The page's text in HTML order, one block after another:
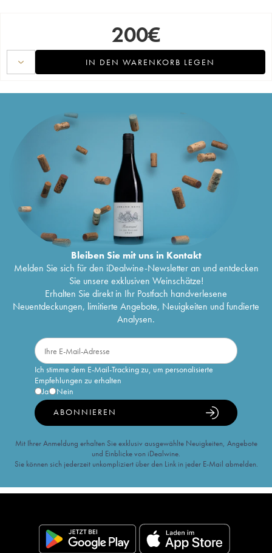
200€
IN DEN WARENKORB LEGEN
Bleiben Sie mit uns in Kontakt
Melden Sie sich für den iDealwine-Newsletter an und entdecken
Sie unsere exklusiven Weinschätze!
Erhalten Sie direkt in Ihr Postfach handverlesene
Neuentdeckungen, limitierte Angebote, Neuigkeiten und fundierte
Analysen.
Ich stimme dem E-Mail-Tracking zu, um personalisierte
Empfehlungen zu erhalten
Ja
Nein
ABONNIEREN
Mit Ihrer Anmeldung erhalten Sie exklusiv ausgewählte Neuigkeiten, Angebote
und Einblicke von iDealwine.
Sie können sich jederzeit unkompliziert über den Link in jeder E-Mail abmelden.